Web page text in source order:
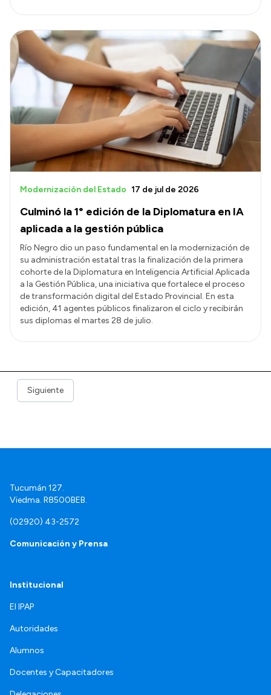
Culminó la 1° edición de la Diplomatura en IA
aplicada a la gestión pública
Modernización del Estado 17 de jul de 2026
Río Negro dio un paso fundamental en la modernización de
su administración estatal tras la finalización de la primera
cohorte de la Diplomatura en Inteligencia Artificial Aplicada
a la Gestión Pública, una iniciativa que fortalece el proceso
de transformación digital del Estado Provincial. En esta
edición, 41 agentes públicos finalizaron el ciclo y recibirán
sus diplomas el martes 28 de julio.
Siguiente
Tucumán 127.
Viedma. R8500BEB.
(02920) 43-2572
Comunicación y Prensa
Institucional
El IPAP
Autoridades
Alumnos
Docentes y Capacitadores